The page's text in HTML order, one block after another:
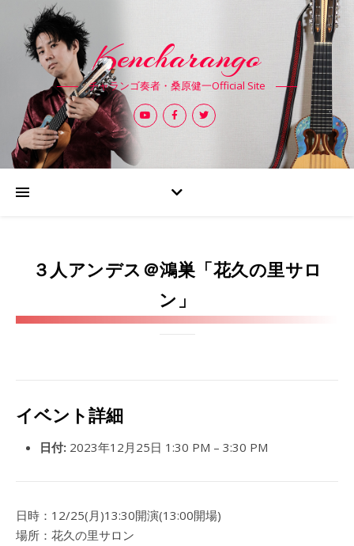
Kencharango
チャランゴ奏者・桑原健一Official Site
３人アンデス＠鴻巣「花久の里サロ
ン」
イベント詳細
日付: 2023年12月25日 1:30 PM – 3:30 PM
日時：12/25(月)13:30開演(13:00開場)
場所：花久の里サロン